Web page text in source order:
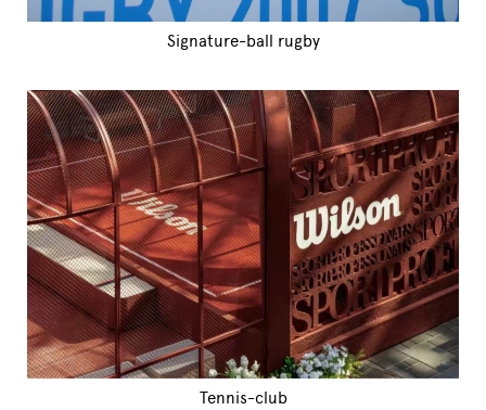
Signature-ball rugby
Tennis-club